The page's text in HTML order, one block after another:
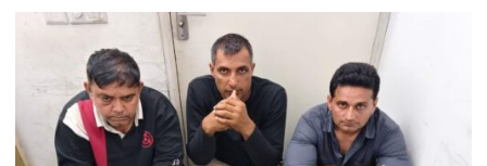
भक्ति
नहीं
आई
आत्मनिर्भर
बेटियां,